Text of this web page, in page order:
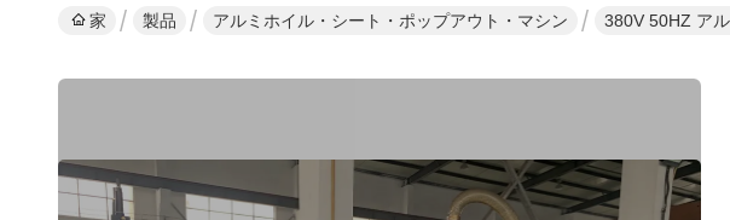
家 製品 アルミホイル・シート・ポップアウト・マシン 380V 50HZ ア